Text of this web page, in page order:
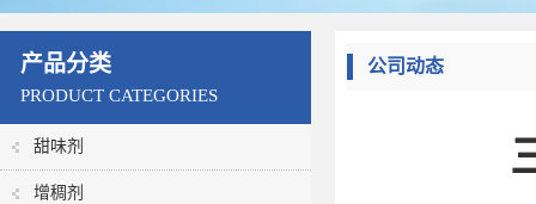
产品分类
PRODUCT CATEGORIES
甜味剂
增稠剂
公司动态